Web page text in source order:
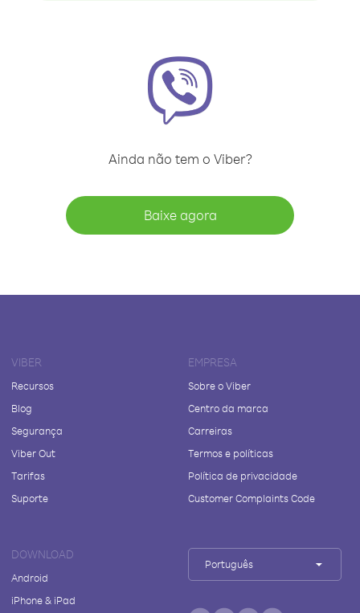
Ainda não tem o Viber?
Baixe agora
VIBER
Recursos
Blog
Segurança
Viber Out
Tarifas
Suporte
EMPRESA
Sobre o Viber
Centro da marca
Carreiras
Termos e políticas
Política de privacidade
Customer Complaints Code
DOWNLOAD
Android
iPhone & iPad
Português